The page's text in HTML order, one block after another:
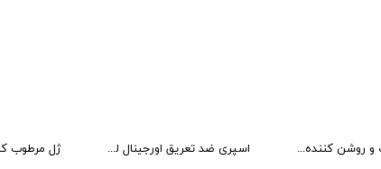
اسپری ضد تعریق اورجینال لورال 250میل سرم ضد لک و روشن کننده ویتامین سی شماره 5 نامبوزین 30 میل